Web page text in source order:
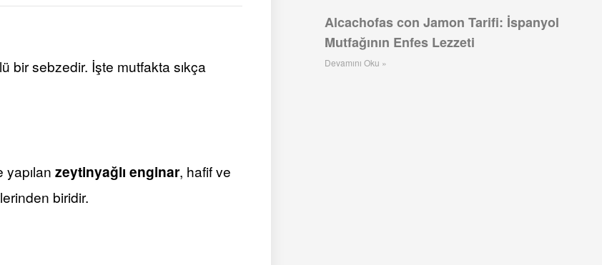
bir sebzedir. İşte mutfakta sıkça
zeytinyağlı enginar, hafif ve
biridir.
Alcachofas con Jamon Tarifi: İspanyol
Mutfağının Enfes Lezzeti
Devamını Oku »